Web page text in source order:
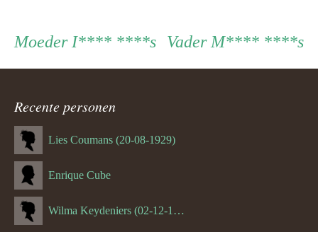
Persoon
ouder
navigatie
Vader Vader
M**** ****s
Moeder Moeder
I**** ****s
Recente personen
Lies Coumans (20-08-1929)
Enrique Cube
Wilma Keydeniers (02-12-1953)